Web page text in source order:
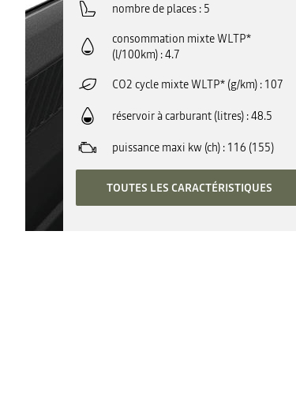
nombre de places 5
consommation mixte WLTP*
(l/100km) 4.7
CO2 cycle mixte WLTP* (g/km) 107
réservoir à carburant (litres) 48.5
puissance maxi kw (ch) 116 (155)
TOUTES LES CARACTÉRISTIQUES